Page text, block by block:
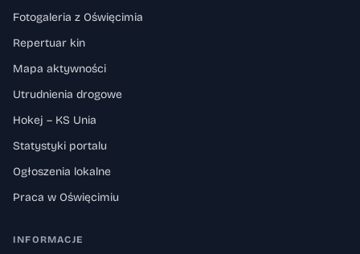
Fotogaleria z Oświęcimia
Repertuar kin
Mapa aktywności
Utrudnienia drogowe
Hokej – KS Unia
Statystyki portalu
Ogłoszenia lokalne
Praca w Oświęcimiu
INFORMACJE